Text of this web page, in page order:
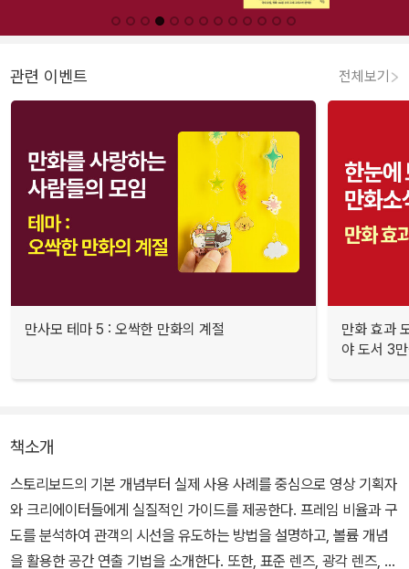
관련 이벤트 전체보기
만사모 테마 5 : 오싹한 만화의 계절
만화 효과
야 도서 3
책소개
스토리보드의 기본 개념부터 실제 사용 사례를 중심으로 영상 기획자
와 크리에이터들에게 실질적인 가이드를 제공한다. 프레임 비율과 구
도를 분석하여 관객의 시선을 유도하는 방법을 설명하고, 볼륨 개념
을 활용한 공간 연출 기법을 소개한다. 또한, 표준 렌즈, 광각 렌즈, 망